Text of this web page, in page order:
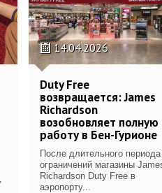
14.04.2026
Duty Free
возвращается: James
Richardson
возобновляет полную
работу в Бен-Гурионе
После длительного периода
ограничений магазины
Richardson Duty Free в
аэропорту...